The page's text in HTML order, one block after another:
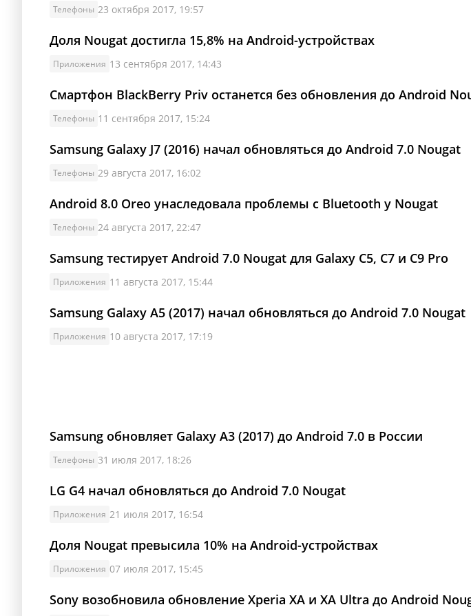
Телефоны 23 октября 2017, 19:57
Доля Nougat достигла 15,8% на Android-устройствах
Приложения 13 сентября 2017, 14:43
Смартфон BlackBerry Priv останется без обновления до Android
Телефоны 11 сентября 2017, 15:24
Samsung Galaxy J7 (2016) начал обновляться до Android 7.0 Nougat
Телефоны 29 августа 2017, 16:02
Android 8.0 Oreo унаследовала проблемы с Bluetooth у Nougat
Телефоны 24 августа 2017, 22:47
Samsung тестирует Android 7.0 Nougat для Galaxy C5, C7 и C9 Pro
Приложения 11 августа 2017, 15:44
Samsung Galaxy A5 (2017) начал обновляться до Android 7.0 Nougat
Приложения 10 августа 2017, 17:19
Samsung обновляет Galaxy A3 (2017) до Android 7.0 в России
Телефоны 31 июля 2017, 18:26
LG G4 начал обновляться до Android 7.0 Nougat
Приложения 21 июля 2017, 16:54
Доля Nougat превысила 10% на Android-устройствах
Приложения 07 июля 2017, 15:45
Sony возобновила обновление Xperia XA и XA Ultra до Android